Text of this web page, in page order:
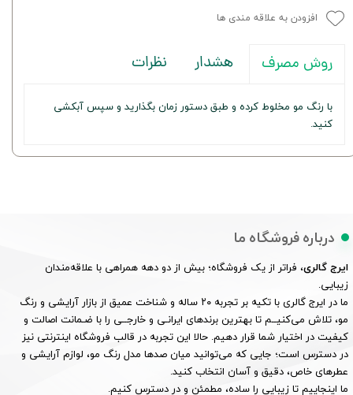
افزودن به علاقه مندی ها
روش مصرف هشدار نظرات
با رنگ مو مخلوط کرده و طبق دستور زمان بگذارید و سپس آبکشی
کنید.
درباره فروشگاه ما
ایرج گالری، فراتر از یک فروشگاه؛ بیش از دو دهه همراهی با علاقه‌مندان
زیبایی.
ما در ایرج گالری با تکیه بر تجربه ۲۰ ساله و شناخت عمیق از بازار آرایشی و رنگ
مو، تلاش می‌کنیــم تا بهترین برندهای ایرانـی و خارجــی را با ضـمانت اصالت و
کیفیت در اختیار شما قرار دهیم. حالا این تجربه در قالب فروشگاه اینترنتی نیز
در دسترس است؛ جایی که می‌توانید میان صدها مدل رنگ مو، لوازم آرایشی و
عطرهای خاص، دقیق و آسان انتخاب کنید.
ما اینجاییم تا زیبایی را ساده، مطمئن و در دسترس کنیم.